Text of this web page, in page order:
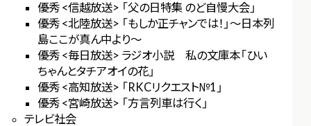
優秀 <信越放送> 「父の日特集 のど自慢大会」
優秀 <北陸放送> 「もしか正チャンでは！」～日本列
島ここが真ん中より～
優秀 <毎日放送> ラジオ小説 私の文庫本「ひい
ちゃんとタチアオイの花」
優秀 <高知放送> 「RKCリクエスト№1」
優秀 <宮崎放送> 「方言列車は行く」
テレビ社会